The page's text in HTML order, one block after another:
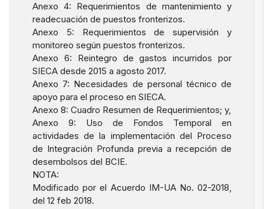
Anexo 4: Requerimientos de mantenimiento y
readecuación de puestos fronterizos.
Anexo 5: Requerimientos de supervisión y
monitoreo según puestos fronterizos.
Anexo 6: Reintegro de gastos incurridos por
SIECA desde 2015 a agosto 2017.
Anexo 7: Necesidades de personal técnico de
apoyo para el proceso en SIECA.
Anexo 8: Cuadro Resumen de Requerimientos; y,
Anexo 9: Uso de Fondos Temporal en
actividades de la implementación del Proceso
de Integración Profunda previa a recepción de
desembolsos del BCIE.
NOTA:
Modificado por el Acuerdo IM-UA No. 02-2018,
del 12 feb 2018.